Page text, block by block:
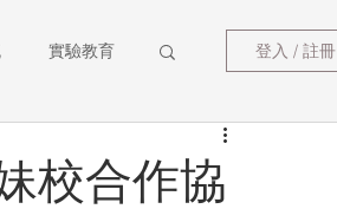
實驗教育 登入 / 註冊
校合作協